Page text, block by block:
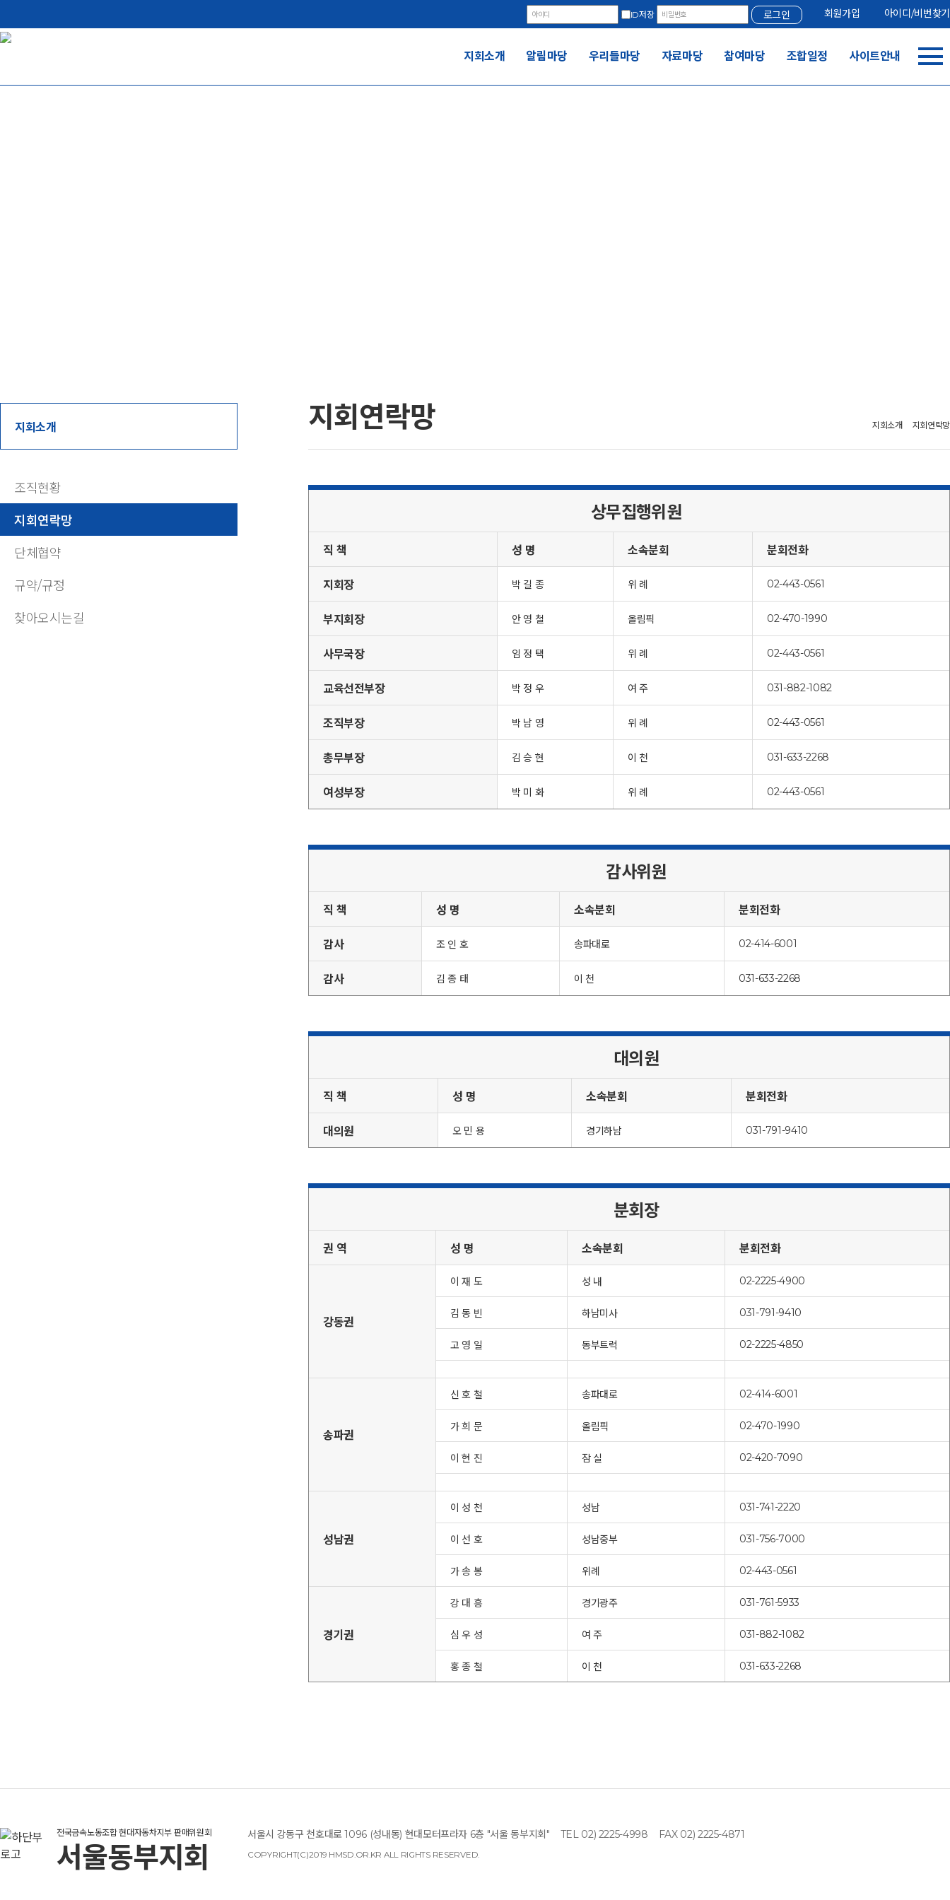
ID저장 로그인 회원가입 아이디/비번찾기
지회소개 알림마당 우리들마당 자료마당 참여마당 조합일정 사이트안내
지회소개
조직현황
지회연락망
단체협약
규약/규정
찾아오시는길
지회연락망 지회소개 지회연락망
상무집행위원
직 책 성 명 소속분회 분회전화
지회장 박 길 종 위 례 02-443-0561
부지회장 안 영 철 올림픽 02-470-1990
사무국장 임 정 택 위 례 02-443-0561
교육선전부장 박 정 우 여 주 031-882-1082
조직부장 박 남 영 위 례 02-443-0561
총무부장 김 승 현 이 천 031-633-2268
여성부장 박 미 화 위 례 02-443-0561
감사위원
직 책 성 명 소속분회 분회전화
감사 조 인 호 송파대로 02-414-6001
감사 김 종 태 이 천 031-633-2268
대의원
직 책 성 명 소속분회 분회전화
대의원 오 민 용 경기하남 031-791-9410
분회장
권 역 성 명 소속분회 분회전화
강동권
이 재 도 성 내 02-2225-4900
김 동 빈 하남미사 031-791-9410
고 영 일 동부트럭 02-2225-4850
송파권
신 호 철 송파대로 02-414-6001
가 희 문 올림픽 02-470-1990
이 현 진 잠 실 02-420-7090
성남권
이 성 천 성남 031-741-2220
이 선 호 성남중부 031-756-7000
가 송 봉 위례 02-443-0561
경기권
강 대 흥 경기광주 031-761-5933
심 우 성 여 주 031-882-1082
홍 종 철 이 천 031-633-2268
전국금속노동조합 현대자동차지부 판매위원회
서울동부지회
서울시 강동구 천호대로 1096 (성내동) 현대모터프라자 6층 "서울 동부지회" TEL 02) 2225-4998 FAX 02) 2225-4871
COPYRIGHT(C)2019 HMSD.OR.KR ALL RIGHTS RESERVED.